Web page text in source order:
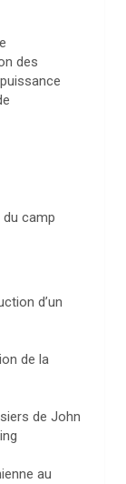
des
du camp
d’un
de la
de John
au